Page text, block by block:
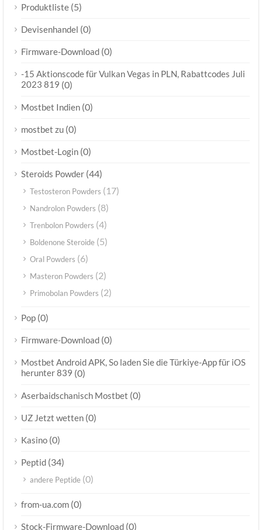
Produktliste (5)
Devisenhandel (0)
Firmware-Download (0)
-15 Aktionscode für Vulkan Vegas in PLN, Rabattcodes Juli
2023 819 (0)
Mostbet Indien (0)
mostbet zu (0)
Mostbet-Login (0)
Steroids Powder (44)
Testosteron Powders (17)
Nandrolon Powders (8)
Trenbolon Powders (4)
Boldenone Steroide (5)
Oral Powders (6)
Masteron Powders (2)
Primobolan Powders (2)
Pop (0)
Firmware-Download (0)
Mostbet Android APK, So laden Sie die Türkiye-App für iOS
herunter 839 (0)
Aserbaidschanisch Mostbet (0)
UZ Jetzt wetten (0)
Kasino (0)
Peptid (34)
andere Peptide (0)
from-ua.com (0)
Stock-Firmware-Download (0)